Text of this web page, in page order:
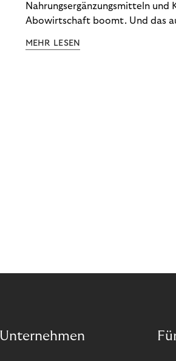
Nahrungsergänzungsmitteln und
Abowirtschaft boomt. Und das
wünschen. Sie ermöglichen es
MEHR LESEN
Unternehmen